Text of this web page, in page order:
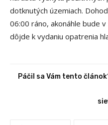
dotknutých územiach.
06:00 ráno, akonáhle bude
dôjde k vydaniu opatrenia
Páčil sa Vám tento